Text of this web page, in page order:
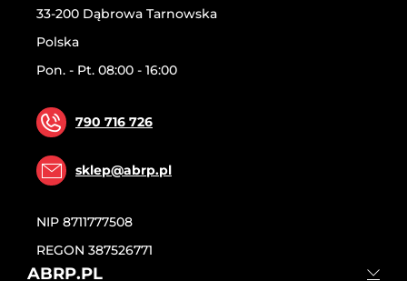
33-200 Dąbrowa Tarnowska
Polska
Pon. - Pt. 08:00 - 16:00
790 716 726
sklep@abrp.pl
NIP 8711777508
REGON 387526771
ABRP.PL